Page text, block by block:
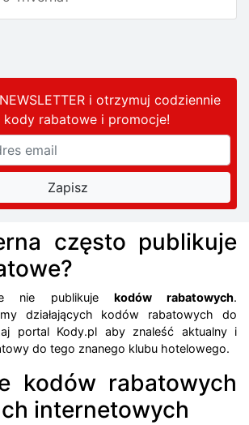
i otrzymuj codziennie
kody rabatowei promocje!
często publikuje
nie publikuje kodów rabatowych.
działających kodów rabatowych do
portal Kody.pl aby znaleść aktualny i
do tego znanego klubu hotelowego.
kodów rabatowych
internetowych